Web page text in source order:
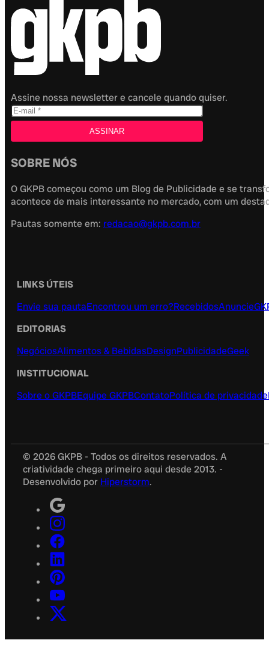
Assine nossa newsletter e cancele quando quiser.
SOBRE NÓS
O GKPB começou como um Blog de Publicidade e se
acontece de mais interessante no mercado, com um
Pautas somente em: redacao@gkpb.com.br
LINKS ÚTEIS
Envie sua pautaEncontrou um erro?RecebidosAnuncie
EDITORIAS
NegóciosAlimentos & BebidasDesignPublicidadeGeek
INSTITUCIONAL
Sobre o GKPBEquipe GKPBContatoPolítica de privacidade
© 2026 GKPB - Todos os direitos reservados. A
criatividade chega primeiro aqui desde 2013. -
Desenvolvido por Hiperstorm.